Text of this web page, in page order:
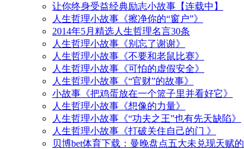
让你终身受益经典励志小故事【连载中】
人生哲理小故事《擦净你的“窗户”》
2014年5月精选人生哲理名言30条
人生哲理小故事《别忘了谢谢》
人生哲理小故事《不要和老鼠比赛》
人生哲理小故事《可怕的虚假安全》
人生哲理小故事《“官财”的故事》
小故事《把鸡蛋放在一个篮子里并看好它》
人生哲理小故事《想像的力量》
人生哲理小故事《“功夫之王”也有先天缺陷》
人生哲理小故事《打破关住自己的门 》
贝博bet体育下载：曼晚盘点五大未兑现天赋的